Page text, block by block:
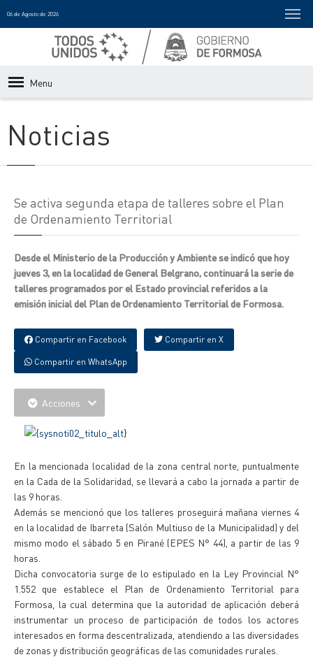
06 de Agosto de 2026
Menu
Noticias
Se activa segunda etapa de talleres sobre el Plan
de Ordenamiento Territorial
Desde el Ministerio de la Producción y Ambiente se indicó que hoy
jueves 3, en la localidad de General Belgrano, continuará la serie de
talleres programados por el Estado provincial referidos a la
emisión inicial del Plan de Ordenamiento Territorial de Formosa.
Compartir en Facebook Compartir en X
Compartir en WhatsApp
Acciones
En la mencionada localidad de la zona central norte, puntualmente
en la Cada de la Solidaridad, se llevará a cabo la jornada a partir de
las 9 horas.
Además se mencionó que los talleres proseguirá mañana viernes 4
en la localidad de Ibarreta (Salón Multiuso de la Municipalidad) y del
mismo modo el sábado 5 en Pirané (EPES N° 44), a partir de las 9
horas.
Dicha convocatoria surge de lo estipulado en la Ley Provincial N°
1.552 que establece el Plan de Ordenamiento Territorial para
Formosa, la cual determina que la autoridad de aplicación deberá
instrumentar un proceso de participación de todos los actores
interesados en forma descentralizada, atendiendo a las diversidades
de zonas y distribución geográficas de las comunidades rurales.